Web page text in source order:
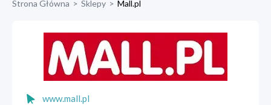
Strona Główna > Sklepy > Mall.pl
www.mall.pl